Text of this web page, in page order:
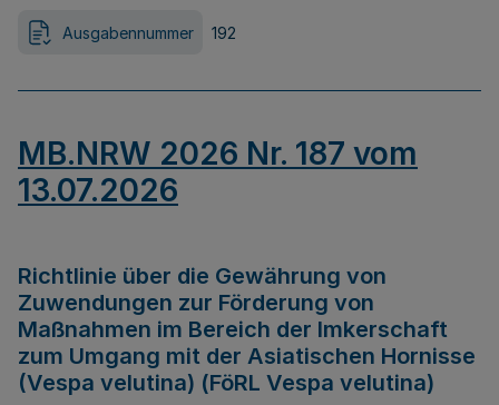
Ausgabennummer 192
MB.NRW 2026 Nr. 187 vom
13.07.2026
Richtlinie über die Gewährung von
Zuwendungen zur Förderung von
Maßnahmen im Bereich der Imkerschaft
zum Umgang mit der Asiatischen Hornisse
(Vespa velutina) (FöRL Vespa velutina)